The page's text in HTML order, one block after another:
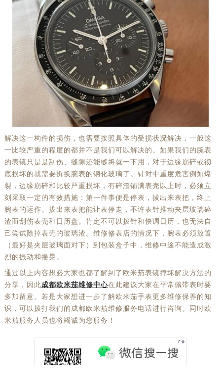
解决这一构件的损伤，也需要按照具体的受损状况解决，一般这
一比较严重的程度的都并不是我们可以解决的。如果我们的腕表
的表镜只是是刮伤、缝隙还能够将就一下用，对于边缘崩碎或彻
底损坏的就需要拆换腕表的钢化玻璃了。针对中重度危害例如爆
裂，边缘崩碎和比较严重损坏，有碎渣铺满表壳以上时，必须立
刻采取一定的有效措施：第一件事便是停表，拔出来表把，终止
腕表的运作。拔出来表把能让表停走，不许表针推动夹层玻璃碎
渣而刮伤表壳和日历盘。肯定不可以拨针和快调日历，也无法自
己尝试除掉表壳的玻璃渣。维修修表店的情况下，腕表必须放置
（最好是夹层玻璃面对下）到包装盒子中，维修中途不能造成激
烈的振动和摇晃。
通过以上内容想必大家也都了解到了欧米茄表镜摔坏解决方法的
分享，因此成都欧米茄维修中心在此建议大家在平常佩带表时要
多加留意。若是大家想进一步了解欧米茄手表更多维修保养的知
识，可以拨打我们的成都欧米茄维修服务电话进行咨询。同时欧
米茄服务人员也将竭诚为您服务！